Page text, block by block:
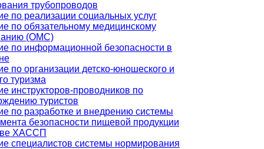
трубопроводов
по реализации социальных услуг
по обязательному медицинскому
(ОМС)
по информационной безопасности в
по организации детско-юношеского и
туризма
инструкторов-проводников по
туристов
по разработке и внедрению системы
безопасности пищевой продукции
ХАССП
специалистов системы нормирования